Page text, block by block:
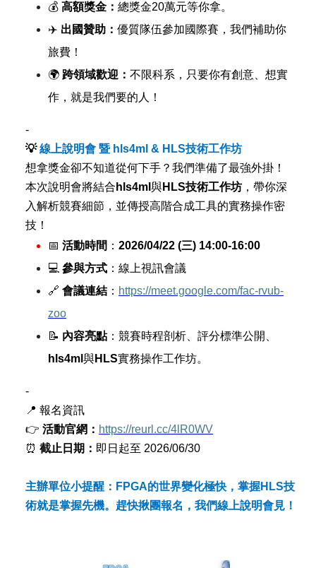
💰 高額獎金： 總獎金20萬元等你拿。
✈ 出國贊助： 優質隊伍參加國際賽，我們補助你
旅費！
🌍 跨領域歡迎： 不限科系，只要你有創意、想實
作，就是我們要的人！
-
💡 線上說明會 暨hls4ml & HLS技術工作坊
想拿獎金卻不知道從何下手？我們準備了最強外掛！
本次說明會將結合 hls4ml 與HLS技術工作坊 ，帶你深
入解析競賽細節，並傳授高階合成工具的實務操作密
技！
📅 活動時間 ： 2026/04/22 (三) 14:00-16:00
💻 參與方式 ：線上視訊會議
🔗 會議連結 ： https://meet.google.com/fac-rvub-
zoo
📝 內容亮點：競賽時程剖析、評分標準公開、
hls4ml 與HLS實務操作工作坊。
-
📍 報名資訊
👉 活動官網： https://reurl.cc/4lR0WV
⏰ 截止日期： 即日起至 2026/06/30
主辦單位小提醒： FPGA的世界變化極快，掌握HLS技
術就是掌握先機。趕快揪團報名，我們線上說明會見！